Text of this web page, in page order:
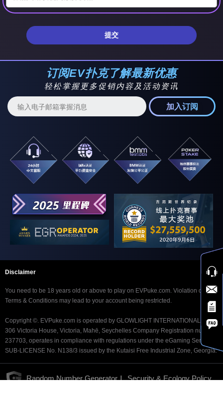
提交
订阅EV扑克了解最新优惠
轻松掌握更多促销内容及活动资讯
加入订阅
Disclaimer
You need to be 18 years old or above to play on EVPuke.com. Violation of our
Terms & Conditions may lead to your account being restricted.
Copyright ©. EVPuke.com is operated by GLOWLIGHT INTERNATIONAL LTD.
306 Victoria House, Victoria, Mahē, Seychelles Company Registration number
237703, operates in compliance with regulations under the eGaming Service
SUB-LICENSE No. N138/3 issued by the Kutaisi Free Industrial Zone, Georgia.
Random Number Generator| Security & Ecology Policy